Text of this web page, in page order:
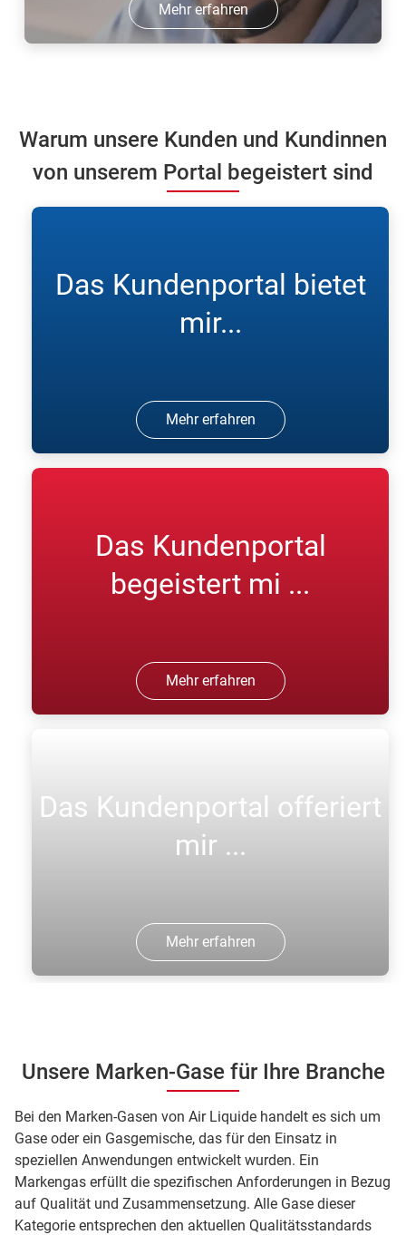
Mehr erfahren
Warum unsere Kunden und Kundinnen
von unserem Portal begeistert sind
Das Kundenportal bietet
mir...
Mehr erfahren
Das Kundenportal
begeistert mi ...
Mehr erfahren
Das Kundenportal offeriert
mir ...
Mehr erfahren
Unsere Marken-Gase für Ihre Branche
Bei den Marken-Gasen von Air Liquide handelt es sich um
Gase oder ein Gasgemische, das für den Einsatz in
speziellen Anwendungen entwickelt wurden. Ein
Markengas erfüllt die spezifischen Anforderungen in Bezug
auf Qualität und Zusammensetzung. Alle Gase dieser
Kategorie entsprechen den aktuellen Qualitätsstandards